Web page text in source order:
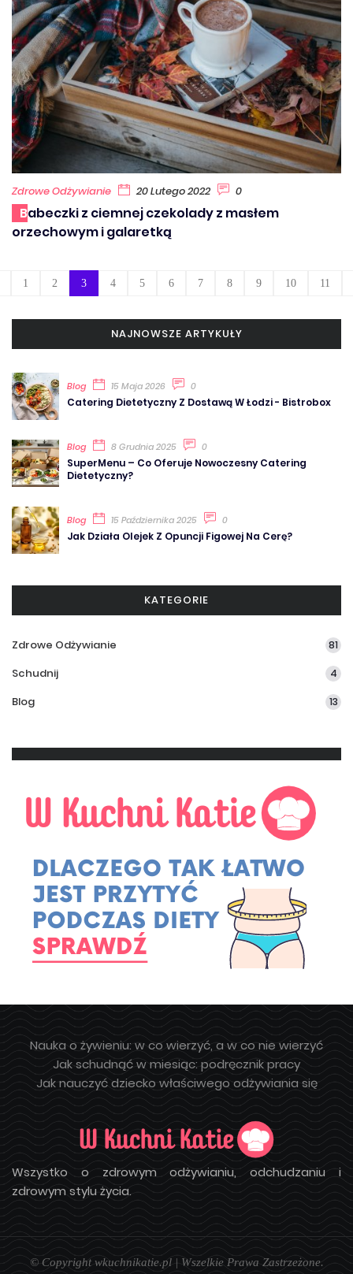
Zdrowe Odżywianie 20 Lutego 2022 0
Babeczki z ciemnej czekolady z masłem
orzechowym i galaretką
1 2 3 4 5 6 7 8 9 10 11
NAJNOWSZE ARTYKUŁY
Blog 15 Maja 2026 0
Catering Dietetyczny Z Dostawą W Łodzi - Bistrobox
Blog 8 Grudnia 2025 0
SuperMenu – Co Oferuje Nowoczesny Catering
Dietetyczny?
Blog 15 Października 2025 0
Jak Działa Olejek Z Opuncji Figowej Na Cerę?
KATEGORIE
Zdrowe Odżywianie 81
Schudnij 4
Blog 13
Nauka o żywieniu: w co wierzyć, a w co nie wierzyć
Jak schudnąć w miesiąc: podręcznik pracy
Jak nauczyć dziecko właściwego odżywiania się
Wszystko o zdrowym odżywianiu, odchudzaniu i
zdrowym stylu życia.
© Copyright wkuchnikatie.pl | Wszelkie Prawa Zastrzeżone.